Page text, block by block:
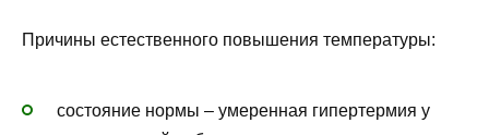
Причины естественного повышения температуры:
состояние нормы – умеренная гипертермия у